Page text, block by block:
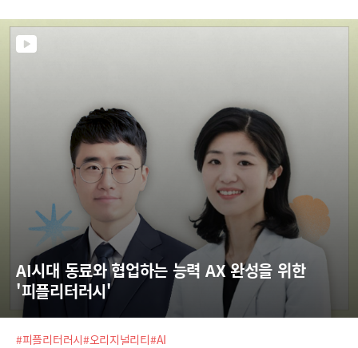
가는 잠잠합니다. 향후 네이버의 연매출을 2~3배까지 늘려줄 수 있는 사업
이라고 하는데 이유는 뭘까요?심재석 바이라인네트워크 대표, 최용식 아
AI시대 동료와 협업하는 능력 AX 완성을 위한
'피플리터러시'
#피플리터러시#오리지널리티#AI